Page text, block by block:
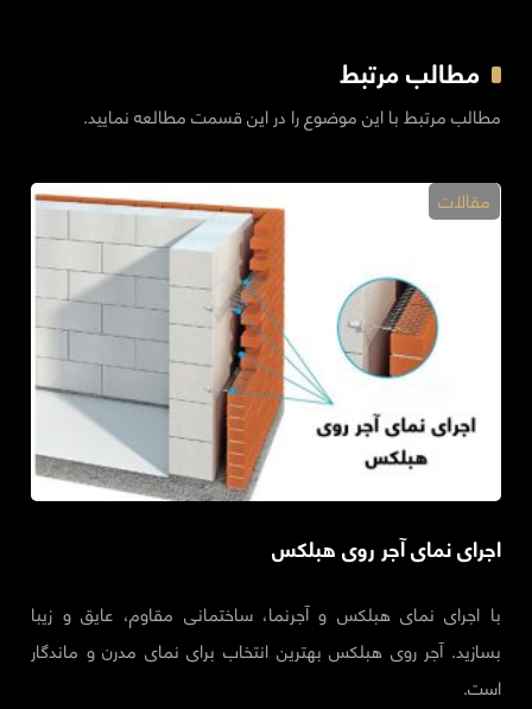
مطالب مرتبط
مطالب مرتبط با این موضوع را در این قسمت مطالعه نمایید.
اجرای نمای آجر روی هبلکس
با اجرای نمای هبلکس و آجرنما، ساختمانی مقاوم، عایق و زیبا
بسازید. آجر روی هبلکس بهترین انتخاب برای نمای مدرن و ماندگار
است.
مقالات